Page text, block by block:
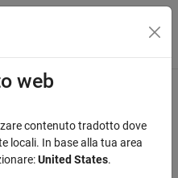
di navigazione
web
contenuto tradotto dove
locali. In base alla tua area
United States.